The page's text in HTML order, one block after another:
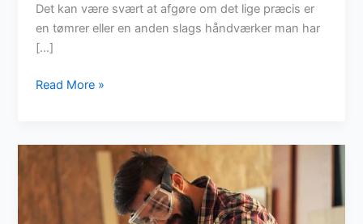
Det kan være svært at afgøre om det lige præcis er
en tømrer eller en anden slags håndværker man har
[…]
Mangler
tømrer?
Read More »